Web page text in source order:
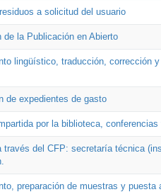
a solicitud del usuario
de la Publicación en Abierto
lingüístico, traducción, corrección
de expedientes de gasto
por la biblioteca,
través del CFP: secretaría técnica
preparación de muestras y